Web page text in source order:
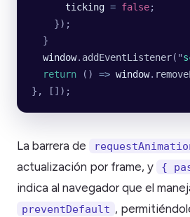
      ticking
= false;
    });
  }
  window
. addEventListener( "
  return
() => window.
}, []);
La barrera de
actualización por frame, y
{
indica al navegador que el
preventDefault ,